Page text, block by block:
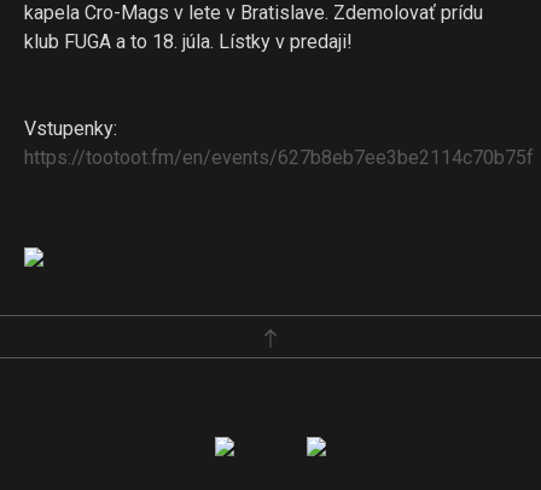
kapela Cro-Mags v lete v Bratislave. Zdemolovať prídu
klub FUGA a to 18. júla. Lístky v predaji!
Vstupenky:
https://tootoot.fm/en/events/627b8eb7ee3be2114c70b75f